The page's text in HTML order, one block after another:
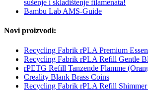
sušenje i skladištenje filamenata!
Bambu Lab AMS-Guide
Novi proizvodi:
Recycling Fabrik rPLA Premium
Recycling Fabrik rPLA Refill Gentle
rPETG Refill Tanzende Flamme
Creality Blank Brass Coins
Recycling Fabrik rPLA Refill Shimmer